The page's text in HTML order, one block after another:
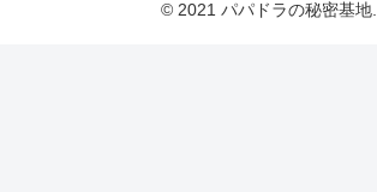
© 2021 パパドラの秘密基地.